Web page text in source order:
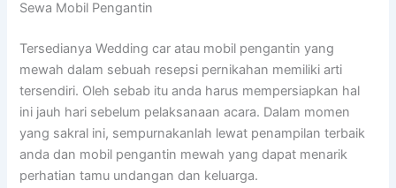
Sewa Mobil Pengantin
Tersedianya Wedding car atau mobil pengantin yang
mewah dalam sebuah resepsi pernikahan memiliki arti
tersendiri. Oleh sebab itu anda harus mempersiapkan hal
ini jauh hari sebelum pelaksanaan acara. Dalam momen
yang sakral ini, sempurnakanlah lewat penampilan terbaik
anda dan mobil pengantin mewah yang dapat menarik
perhatian tamu undangan dan keluarga.